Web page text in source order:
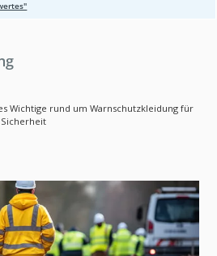
Wichtige rund um Warnschutzkleidung für